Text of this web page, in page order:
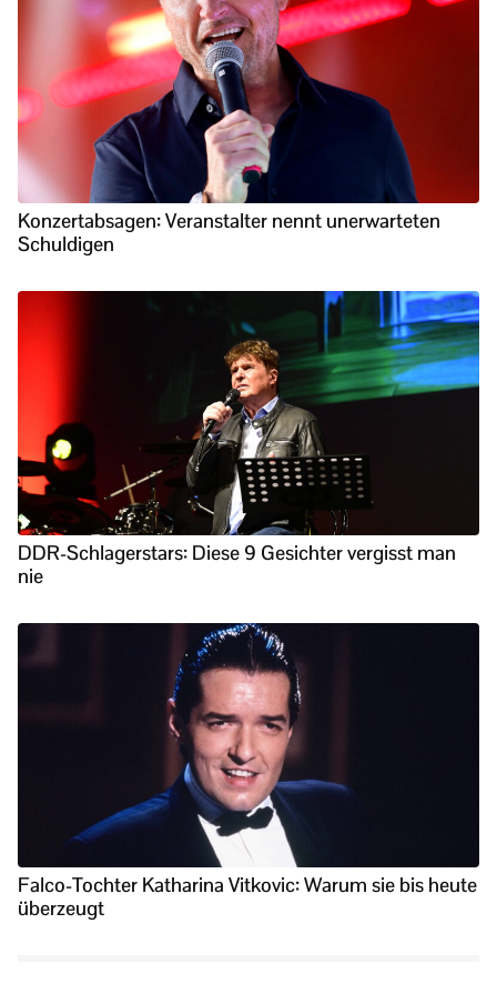
Konzertabsagen: Veranstalter nennt unerwarteten
Schuldigen
DDR-Schlagerstars: Diese 9 Gesichter vergisst man
nie
Falco-Tochter Katharina Vitkovic: Warum sie bis heute
überzeugt